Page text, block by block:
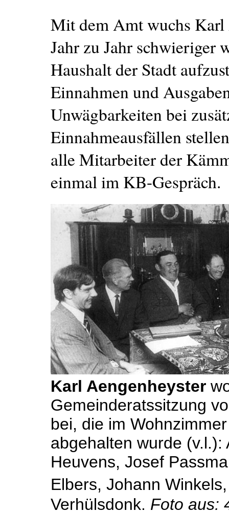
Mit dem Amt wuchs Karl
Jahr zu Jahr schwieriger
Haushalt der Stadt
Einnahmen und
Unwägbarkeiten bei
Einnahmeausfällen
alle Mitarbeiter der
einmal im KB-Gespräch.
Karl Aengenheyster
Gemeinderatssitzung
bei, die im
abgehalten wurde
Heuvens, Josef
Elbers, Johann Winkels,
Verhülsdonk. Foto aus: